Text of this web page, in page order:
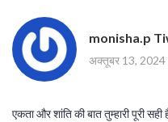
monisha.p
अक्तूबर 13,
एकता और शांति की बात तुम्हारी पूरी